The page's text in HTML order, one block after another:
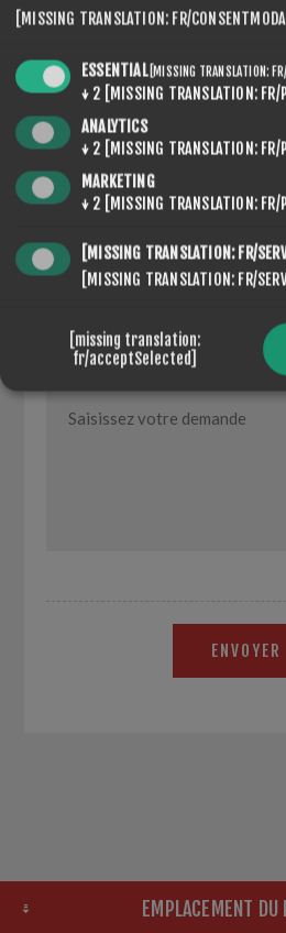
CONTACT
NOM ET PRÉNOM
VOTRE ADRESSE EMAIL
DEMANDE DE RENSEIGNEMENTS
ENVOYER
EMPLACEMENT DU
[MISSING TRANSLATION: FR/
ESSENTIAL [MISSING TRANSLATION:
↓ 2 [MISSING TRANSLATION: FR/
ANALYTICS
↓ 2 [MISSING TRANSLATION: FR/
MARKETING
↓ 2 [MISSING TRANSLATION: FR/
[MISSING TRANSLATION: FR/
[MISSING TRANSLATION: FR/
[missing translation:
fr/acceptSelected]